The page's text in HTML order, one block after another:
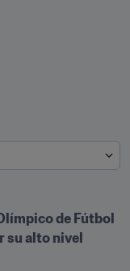
de Fútbol
su alto nivel